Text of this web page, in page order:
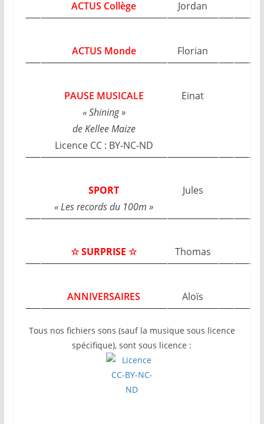
ACTUS Collège Jordan
ACTUS Monde Florian
PAUSE MUSICALE
« Shining »
de Kellee Maize
Licence CC : BY-NC-ND
Einat
SPORT
« Les records du 100m »
Jules
☆ SURPRISE ☆ Thomas
ANNIVERSAIRES Aloïs
Tous nos fichiers sons (sauf la musique sous licence
spécifique), sont sous licence :